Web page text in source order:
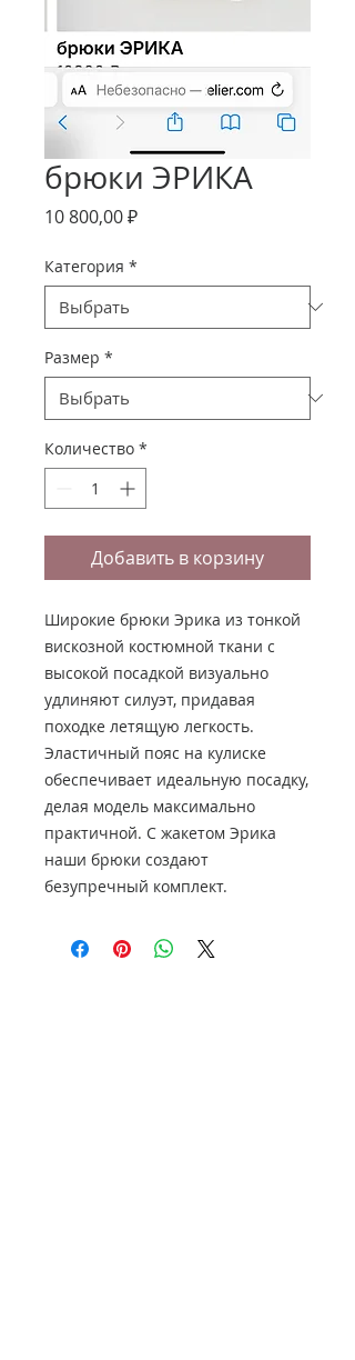
брюки ЭРИКА
10 800,00 ₽Цена
Категория *
Размер *
Количество *
Добавить в корзину
Широкие брюки Эрика из тонкой
вискозной костюмной ткани с
высокой посадкой визуально
удлиняют силуэт, придавая
походке летящую легкость.
Эластичный пояс на кулиске
обеспечивает идеальную посадку,
делая модель максимально
практичной. С жакетом Эрика
наши брюки создают
безупречный комплект.